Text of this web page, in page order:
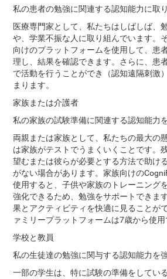
私の患者の勉強に関連する認知能力に取
医療専門家として、私たちはしばしば、
や、学業不振な人に取り組んでいます。
向けのプラットフォームを使用して、患
理し、結果を確認できます。さらに、患
で活動を行うことができ（認知遠隔刺激
まります。
家族または介護者
私の家族の試験準備に関連する認知能力
両親または家族として、私たちの最大の
は家族がテストでうまくいくことです。
望むまたは彼らが必要とする方法で助け
がない場合があります。家族向けの
使用すると、子供や家族のトレーニング
強化できるため、勉強をサポートできま
果とアクティビティを快適に見ることが
ァミリープラットフォームは7歳から使用
学校と教員
私の生徒達の勉強に関与する認知能力を
一部の学生は、特に試験の準備をしてい